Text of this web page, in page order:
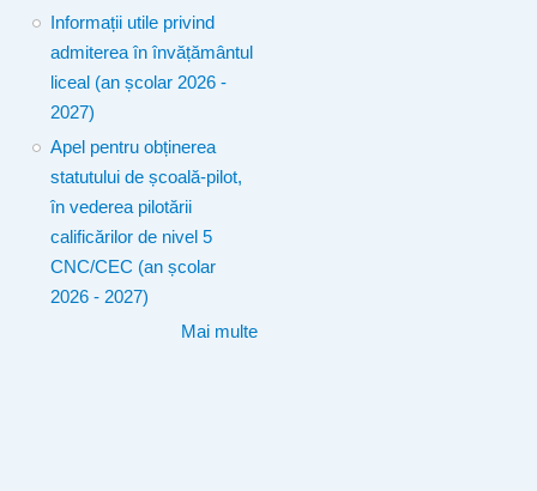
Informații utile privind
admiterea în învățământul
liceal (an școlar 2026 -
2027)
Apel pentru obținerea
statutului de școală-pilot,
în vederea pilotării
calificărilor de nivel 5
CNC/CEC (an școlar
2026 - 2027)
Mai multe